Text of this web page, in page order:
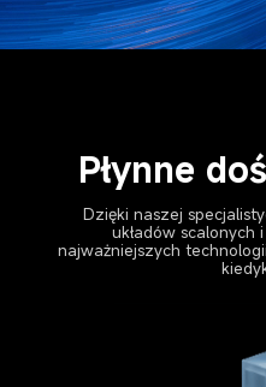
Płynne
Dzięki naszej
układów scalonych
najważniejszych